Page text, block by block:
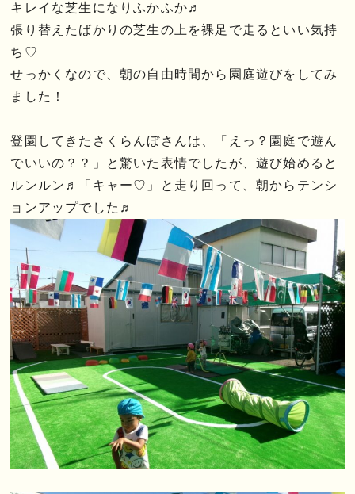
キレイな芝生になりふかふか♬
張り替えたばかりの芝生の上を裸足で走るといい気持
ち♡
せっかくなので、朝の自由時間から園庭遊びをしてみ
ました！
登園してきたさくらんぼさんは、「えっ？園庭で遊ん
でいいの？？」と驚いた表情でしたが、遊び始めると
ルンルン♬「キャー♡」と走り回って、朝からテンシ
ョンアップでした♬